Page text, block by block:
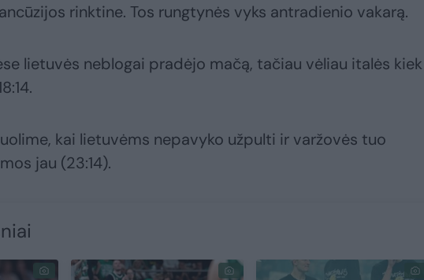
rinktine. Tos rungtynės vyks antradienio vakarą.
lietuvės neblogai pradėjo mačą, tačiau vėliau italės kiek
kai lietuvėms nepavyko užpulti ir varžovės tuo
jau (23:14).